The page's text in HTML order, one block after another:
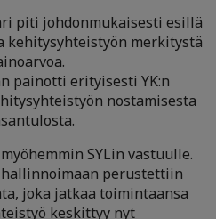
piti johdonmukaisesti esillä
kehitysyhteistyön merkitystä
painotti erityisesti YK:n
nostamisesta
SYLin vastuulle.
perustettiin
joka jatkaa toimintaansa
keskittyy nyt